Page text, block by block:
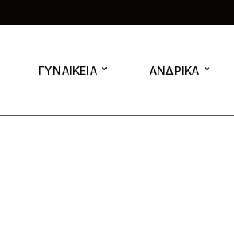
ΓΥΝΑΙΚΕΙΑ ΑΝΔΡΙΚΑ